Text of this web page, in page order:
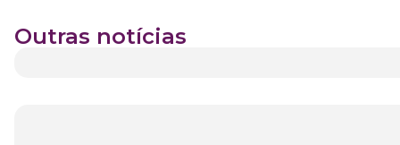
Outras notícias